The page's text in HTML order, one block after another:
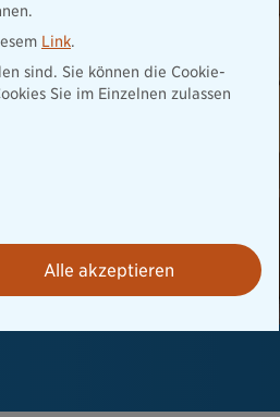
Link.
sind. Sie können die Cookie-
Sie im Einzelnen zulassen
Alle akzeptieren